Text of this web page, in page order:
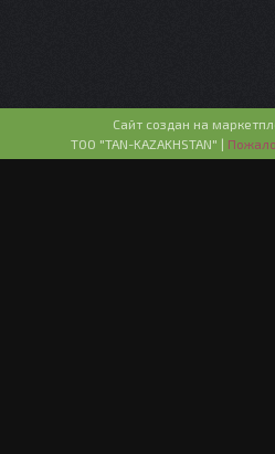
Сайт создан на
ТОО "TAN-KAZAKHSTAN" |